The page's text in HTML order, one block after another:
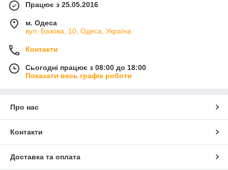
Працює з 25.05.2016
м. Одеса
вул. Базова, 10, Одеса, Україна
Контакти
Сьогодні працює з 08:00 до 18:00
Показати весь графік роботи
Про нас
Контакти
Доставка та оплата